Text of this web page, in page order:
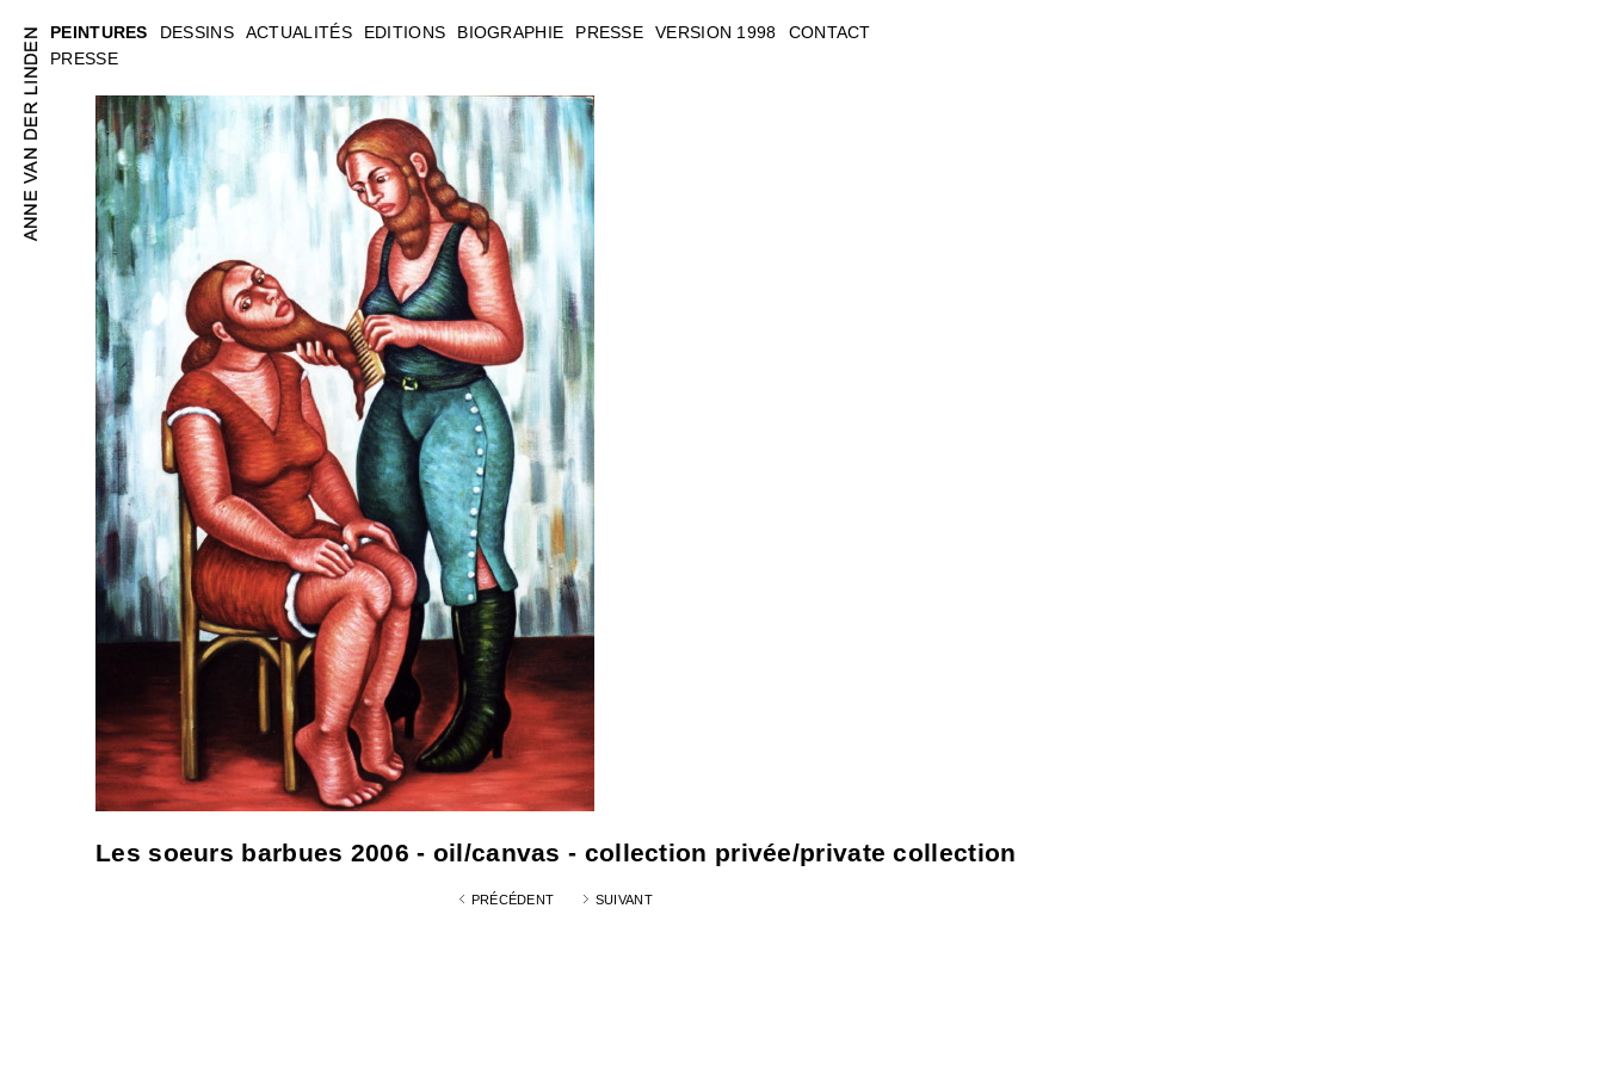
PEINTURES
PRESSE
DESSINS ACTUALITÉS EDITIONS BIOGRAPHIE PRESSE VERSION 1998 CONTACT
Les soeurs barbues 2006 - oil/canvas - collection privée/private collection
PRÉCÉDENT SUIVANT